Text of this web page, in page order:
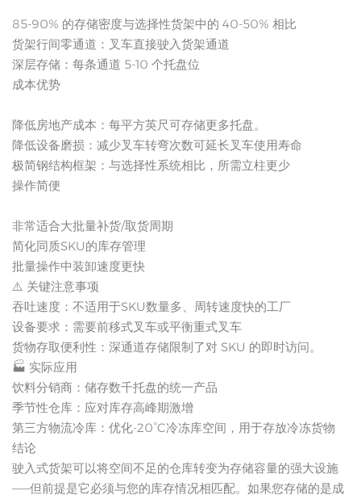
85-90% 的存储密度与选择性货架中的 40-50% 相比
货架行间零通道：叉车直接驶入货架通道
深层存储：每条通道 5-10 个托盘位
成本优势
降低房地产成本：每平方英尺可存储更多托盘。
降低设备磨损：减少叉车转弯次数可延长叉车使用寿命
极简钢结构框架：与选择性系统相比，所需立柱更少
操作简便
非常适合大批量补货/取货周期
简化同质SKU的库存管理
批量操作中装卸速度更快
⚠️ 关键注意事项
吞吐速度：不适用于SKU数量多、周转速度快的工厂
设备要求：需要前移式叉车或平衡重式叉车
货物存取便利性：深通道存储限制了对 SKU 的即时访问。
🏭 实际应用
饮料分销商：储存数千托盘的统一产品
季节性仓库：应对库存高峰期激增
第三方物流冷库：优化-20°C冷冻库空间，用于存放冷冻货物
结论
驶入式货架可以将空间不足的仓库转变为存储容量的强大设施
——但前提是它必须与您的库存情况相匹配。如果您存储的是成